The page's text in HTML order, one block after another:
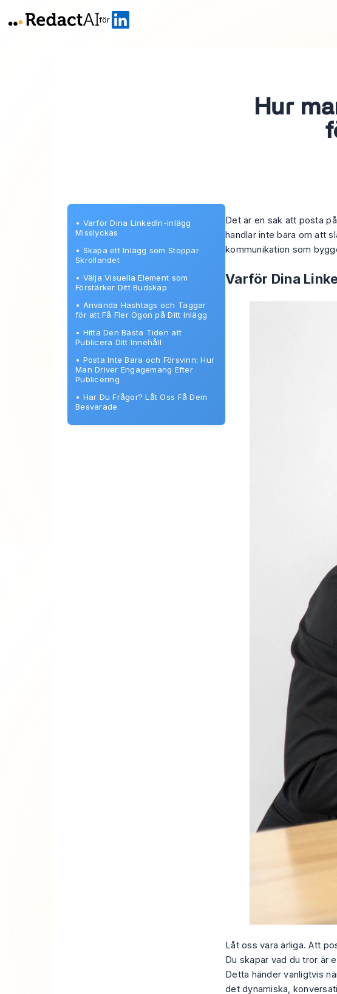
för
Hur
• Varför Dina LinkedIn-inlägg
Misslyckas
• Skapa ett Inlägg som Stoppar
Skrollandet
• Välja Visuella Element som
Förstärker Ditt Budskap
• Använda Hashtags och Taggar
för att Få Fler Ögon på Ditt Inlägg
• Hitta Den Bästa Tiden att
Publicera Ditt Innehåll
• Posta Inte Bara och Försvinn: Hur
Man Driver Engagemang Efter
Publicering
• Har Du Frågor? Låt Oss Få Dem
Besvarade
Det är en sak att posta
handlar inte bara om att
kommunikation som
Varför Dina
Låt oss vara ärliga. Att
Du skapar vad du tror är
Detta händer vanligtvis
det dynamiska,